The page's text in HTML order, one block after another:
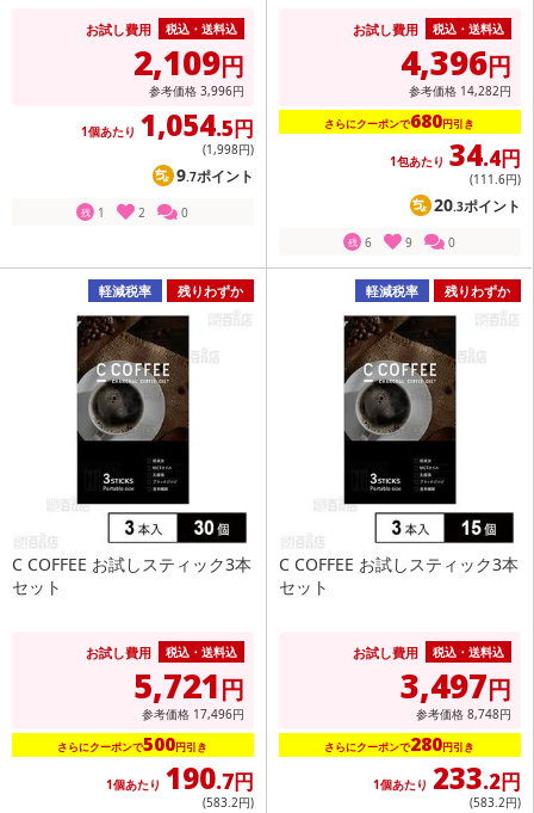
お試し費用 税込・送料込
2,109円
参考価格 3,996円
1個あたり 1,054.5円
(1,998円)
9.7ポイント
残 1 2 0
お試し費用 税込・送料込
4,396円
参考価格 14,282円
さらにクーポンで680円引き
1包あたり 34.4円
(111.6円)
20.3ポイント
残 6 9 0
軽減税率 残りわずか
C COFFEE お試しスティック3本
セット
お試し費用 税込・送料込
5,721円
参考価格 17,496円
さらにクーポンで500円引き
1個あたり 190.7円
(583.2円)
軽減税率 残りわずか
C COFFEE お試しスティック3本
セット
お試し費用 税込・送料込
3,497円
参考価格 8,748円
さらにクーポンで280円引き
1個あたり 233.2円
(583.2円)